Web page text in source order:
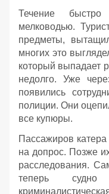
Течение
мелководью.
предметы,
многих это
который выпадает
недолго. Уже
появились
полиции. Они
все купюры.
Пассажиров
на допрос. Позже
расследования.
теперь